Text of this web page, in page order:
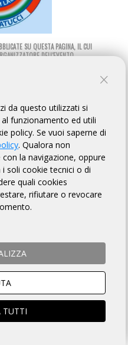
SU QUESTA PAGINA, IL CUI
DELL'EVENTO.
GRAVINE AL
il giorno 12/10/2025 la
gravine al mar" avente Km
del relativo brevetto, la cui
a ciascun partecipante
aquesto link.
da questo utilizzati si
funzionamento ed utili
policy. Se vuoi saperne di
. Qualora non
la navigazione, oppure
soli cookie tecnici o di
quali cookies
rifiutare o revocare
TUTTI